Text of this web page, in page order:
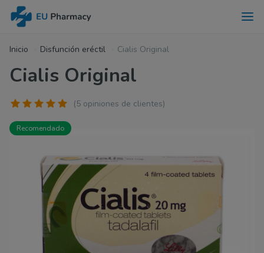
Inicio Disfunción eréctil Cialis Original
Cialis Original
(5 opiniones de clientes)
Recomendado